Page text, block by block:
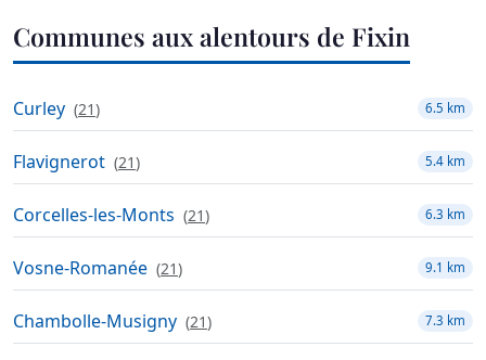
Communes aux alentours de Fixin
Curley (21) 6.5 km
Flavignerot (21) 5.4 km
Corcelles-les-Monts (21) 6.3 km
Vosne-Romanée (21) 9.1 km
Chambolle-Musigny (21) 7.3 km